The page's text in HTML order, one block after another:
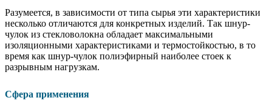
Разумеется, в зависимости от типа сырья эти характеристики
несколько отличаются для конкретных изделий. Так шнур-
чулок из стекловолокна обладает максимальными
изоляционными характеристиками и термостойкостью, в то
время как шнур-чулок полиэфирный наиболее стоек к
разрывным нагрузкам.
Сфера применения